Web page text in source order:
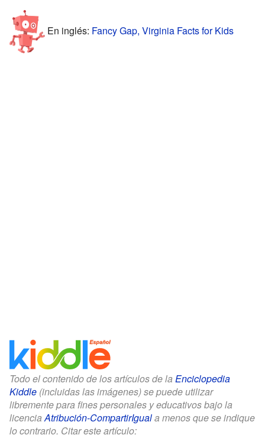
En inglés: Fancy Gap, Virginia Facts for Kids
Todo el contenido de los artículos de la Enciclopedia
Kiddle (incluidas las imágenes) se puede utilizar
libremente para fines personales y educativos bajo la
licenciaAtribución-CompartirIguala menos que se indique
lo contrario. Citar este artículo: